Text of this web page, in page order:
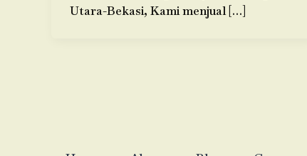
Utara-Bekasi, Kami menjual […]